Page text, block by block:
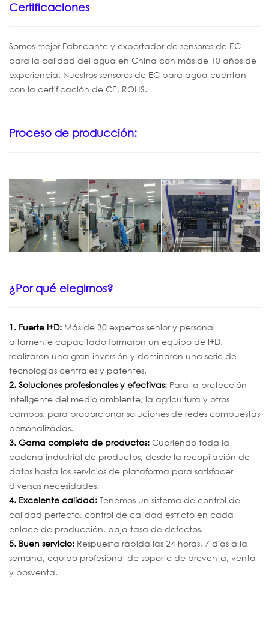
Certificaciones
Somos mejor Fabricante y exportador de sensores de EC
para la calidad del agua en China con más de 10 años de
experiencia. Nuestros sensores de EC para agua cuentan
con la certificación de CE, ROHS.
Proceso de producción:
¿Por qué elegirnos?
1. Fuerte I+D: Más de 30 expertos senior y personal
altamente capacitado formaron un equipo de I+D,
realizaron una gran inversión y dominaron una serie de
tecnologías centrales y patentes.
2. Soluciones profesionales y efectivas: Para la protección
inteligente del medio ambiente, la agricultura y otros
campos, para proporcionar soluciones de redes compuestas
personalizadas.
3. Gama completa de productos: Cubriendo toda la
cadena industrial de productos, desde la recopilación de
datos hasta los servicios de plataforma para satisfacer
diversas necesidades.
4. Excelente calidad: Tenemos un sistema de control de
calidad perfecto, control de calidad estricto en cada
enlace de producción, baja tasa de defectos.
5. Buen servicio: Respuesta rápida las 24 horas, 7 días a la
semana, equipo profesional de soporte de preventa, venta
y posventa.